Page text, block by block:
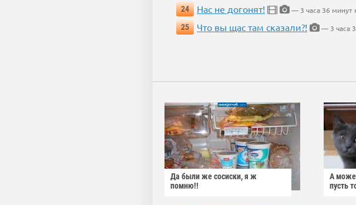
24
Нас не догонят!
— 3 часа 36 минут
25
Что вы щас там сказали?! — 3 часа
Да были же сосиски, я ж
помню!!
А
пусть